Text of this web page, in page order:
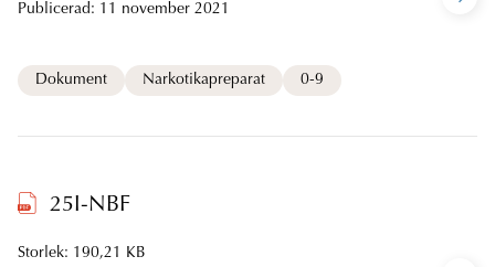
Publicerad: 11 november 2021
Dokument Narkotikapreparat 0-9
25I-NBF
Storlek: 190,21 KB